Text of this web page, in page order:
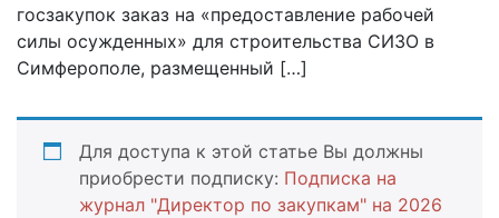
госзакупок заказ на «предоставление рабочей
силы осужденных» для строительства СИЗО в
Симферополе, размещенный […]
Для доступа к этой статье Вы должны
приобрести подписку: Подписка на
журнал "Директор по закупкам" на 2026